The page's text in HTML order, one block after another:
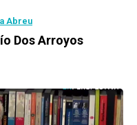
Abreu
Dos Arroyos